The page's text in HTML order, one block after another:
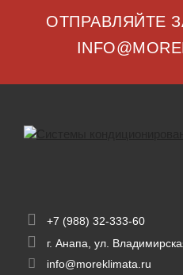
ОТПРАВЛЯЙТЕ
+7 (988) 32-333-60
г. Анапа, ул.
info@moreklimata.ru